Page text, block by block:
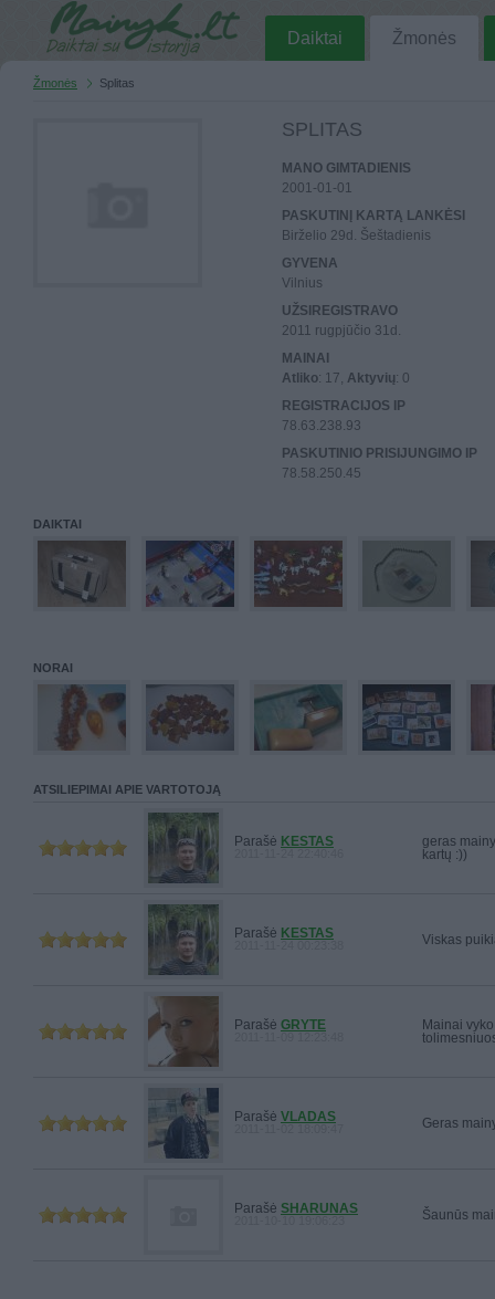
Daiktai Žmonės
Žmonės Splitas
SPLITAS
MANO GIMTADIENIS
2001-01-01
PASKUTINĮ KARTĄ LANKĖSI
Birželio 29d. Šeštadienis
GYVENA
Vilnius
UŽSIREGISTRAVO
2011 rugpjūčio 31d.
MAINAI
Atliko: 17, Aktyvių: 0
REGISTRACIJOS IP
78.63.238.93
PASKUTINIO PRISIJUNGIMO IP
78.58.250.45
DAIKTAI
NORAI
ATSILIEPIMAI APIE VARTOTOJĄ
Parašė KESTAS
geras
kartų :))
Parašė KESTAS Viskas
Parašė GRYTE
Mainai
Parašė VLADAS Geras
Parašė SHARUNAS Šaunūs